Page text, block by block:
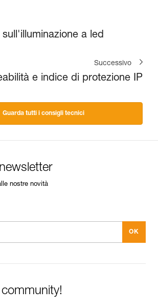
a led
Successivo
e indice di protezione IP
Guarda tutti i consigli tecnici
nostre novità